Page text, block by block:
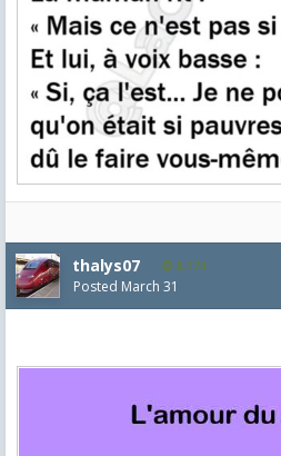
thalys07 8,174
Posted March 31